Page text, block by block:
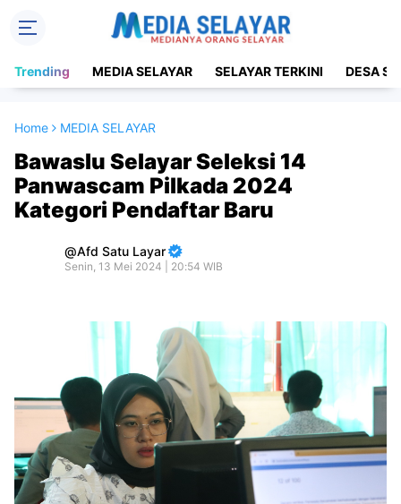
Trending MEDIA SELAYAR SELAYAR TERKINI DESA
Home MEDIA SELAYAR
Bawaslu Selayar Seleksi 14
Panwascam Pilkada 2024
Kategori Pendaftar Baru
Afd Satu Layar
Senin, 13 Mei 2024 | 20:54 WIB